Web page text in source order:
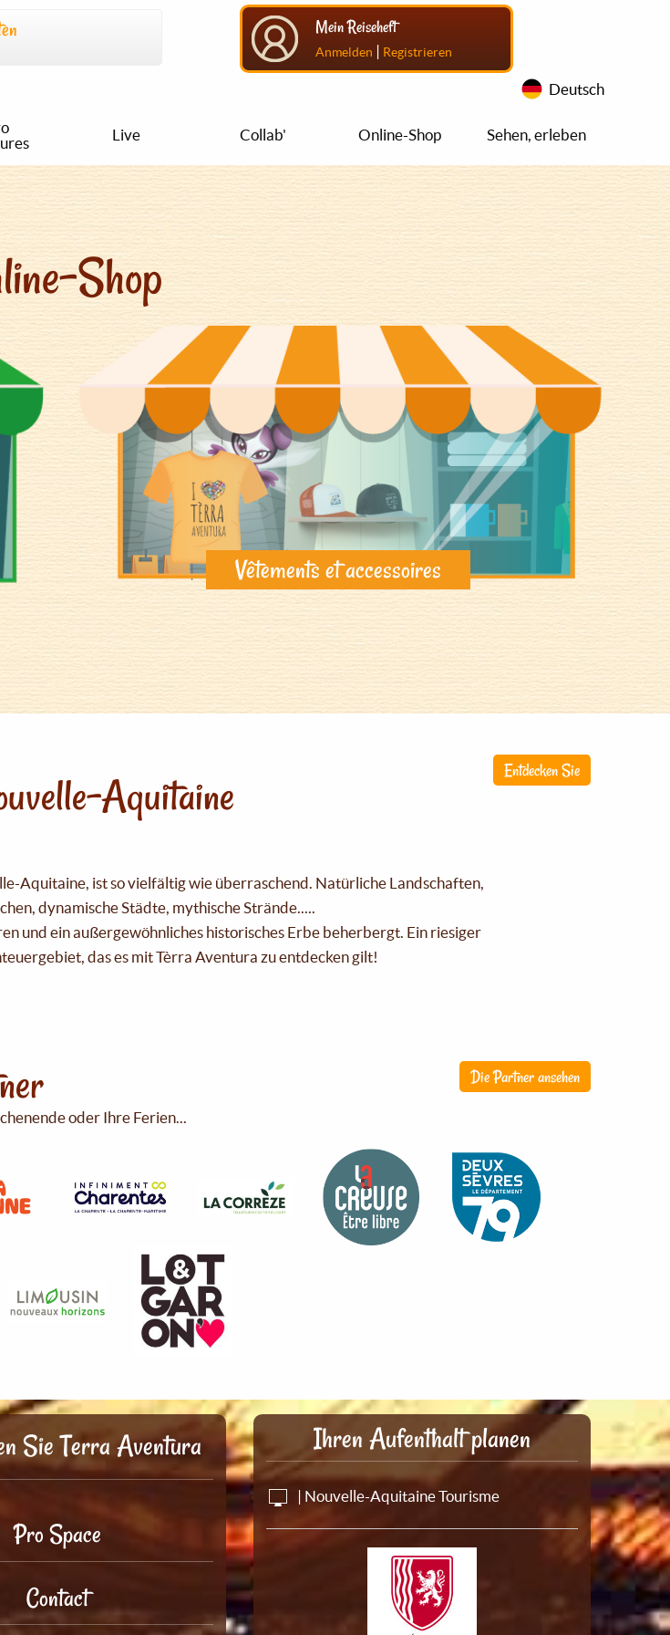
Mein Reiseheft
Anmelden | Registrieren
Deutsch
Live Collab' Online-Shop Sehen, erleben
Shop
Vêtements et accessoires
Entdecken Sie
Aquitaine
Aquitaine, ist so vielfältig wie überraschend. Natürliche Landschaften,
dynamische Städte, mythische Strände.....
und ein außergewöhnliches historisches Erbe beherbergt. Ein riesiger
das es mit Tèrra Aventura zu entdecken gilt!
Die Partner ansehen
oder Ihre Ferien...
Sie Terra Aventura
Pro Space
Contact
Ihren Aufenthalt planen
| Nouvelle-Aquitaine Tourisme